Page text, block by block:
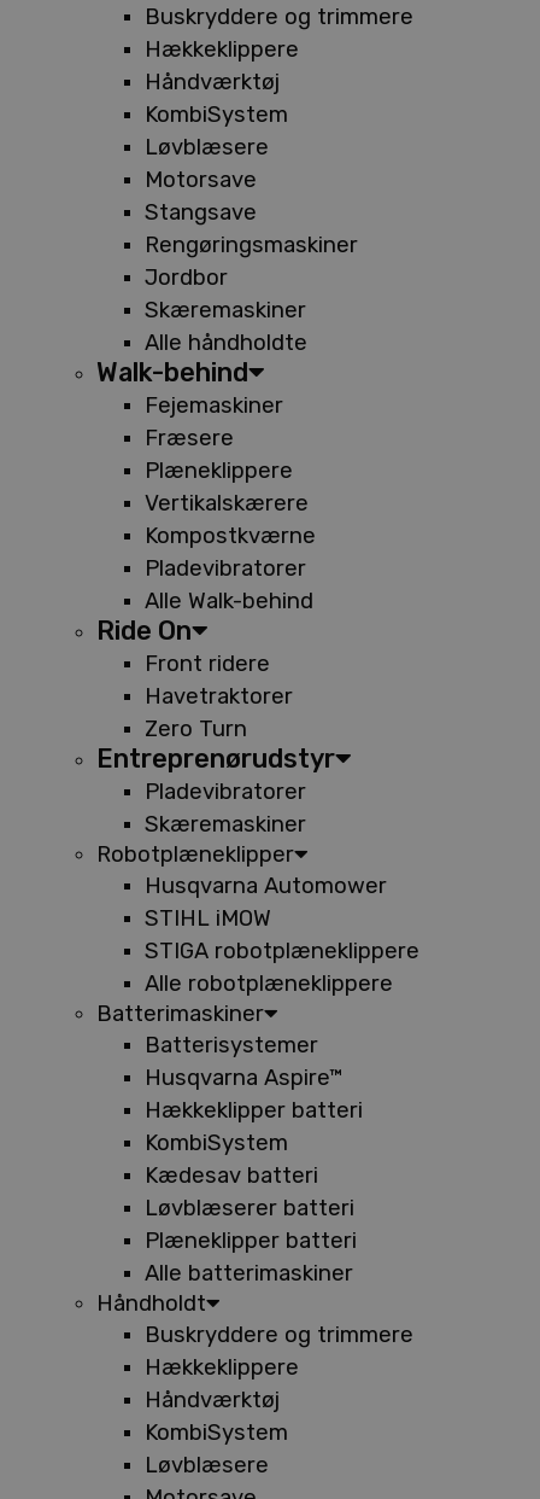
Buskryddere og trimmere
Hækkeklippere
Håndværktøj
KombiSystem
Løvblæsere
Motorsave
Stangsave
Rengøringsmaskiner
Jordbor
Skæremaskiner
Alle håndholdte
Walk-behind
Fejemaskiner
Fræsere
Plæneklippere
Vertikalskærere
Kompostkværne
Pladevibratorer
Alle Walk-behind
Ride On
Front ridere
Havetraktorer
Zero Turn
Entreprenørudstyr
Pladevibratorer
Skæremaskiner
Robotplæneklipper
Husqvarna Automower
STIHL iMOW
STIGA robotplæneklippere
Alle robotplæneklippere
Batterimaskiner
Batterisystemer
Husqvarna Aspire™
Hækkeklipper batteri
KombiSystem
Kædesav batteri
Løvblæserer batteri
Plæneklipper batteri
Alle batterimaskiner
Håndholdt
Buskryddere og trimmere
Hækkeklippere
Håndværktøj
KombiSystem
Løvblæsere